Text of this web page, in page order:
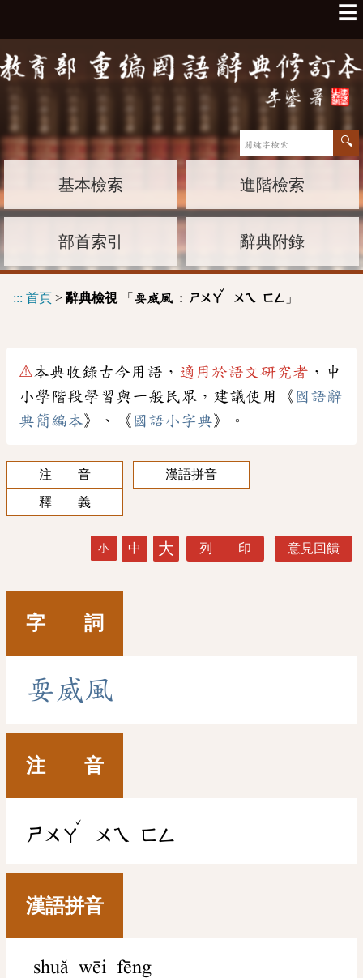
☰
基本檢索 進階檢索
部首索引 辭典附錄
::: 首頁 > 辭典檢視「 耍威風 : ㄕㄨㄚ
ˇ
ㄨㄟ ㄈㄥ 」
⚠本典收錄古今用語， 適用於語文研究者 ，中
小學階段學習與一般民眾，建議使用《 國語辭
典簡編本》、《 國語小字典》。
注 音
漢語拼音
釋 義
小 中 大 列 印 意見回饋
字 詞
耍 威風
注 音
ㄕㄨㄚ
ˇ
ㄨㄟ ㄈㄥ
漢語拼音
shuǎ wēi fēng